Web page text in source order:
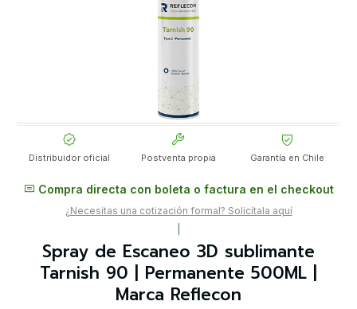
Distribuidor oficial Postventa propia Garantía en Chile
Compra directa con boleta o factura en el checkout
¿Necesitas una cotización formal? Solicítala aquí
Spray de Escaneo 3D sublimante
Tarnish 90 | Permanente 500ML |
Marca Reflecon